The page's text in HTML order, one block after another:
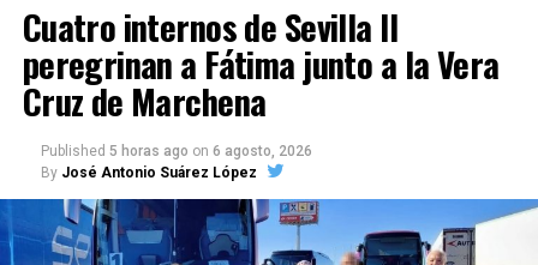
Cuatro internos de Sevilla II
peregrinan a Fátima junto a la Vera
Cruz de Marchena
Published 5 horas ago on 6 agosto, 2026
By José Antonio Suárez López